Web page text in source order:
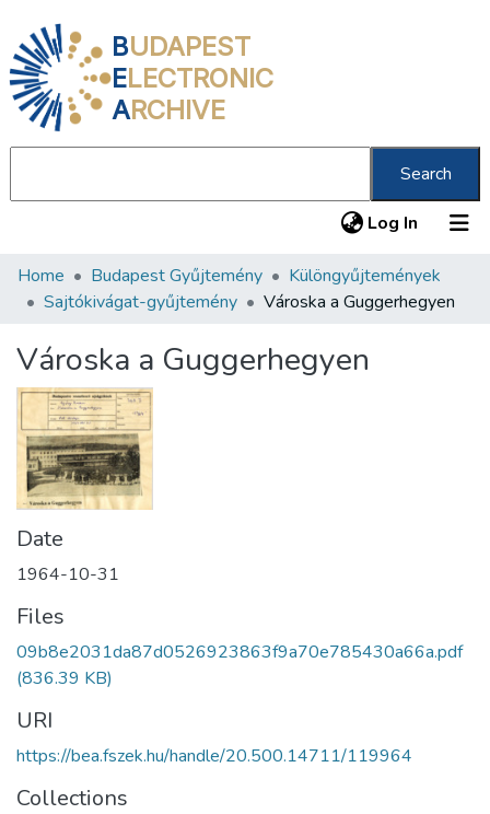
BUDAPEST
ELECTRONIC
ARCHIVE
Search
Log In (current)
Communities & Collections
Statistics
About us
Home Budapest Gyűjtemény
Különgyűjtemények
Sajtókivágat-gyűjtemény
Városka a Guggerhegyen
Városka a Guggerhegyen
Date
1964-10-31
Files
09b8e2031da87d0526923863f9a70e785430a66a.pdf
(836.39 KB)
URI
https://bea.fszek.hu/handle/20.500.14711/119964
Collections